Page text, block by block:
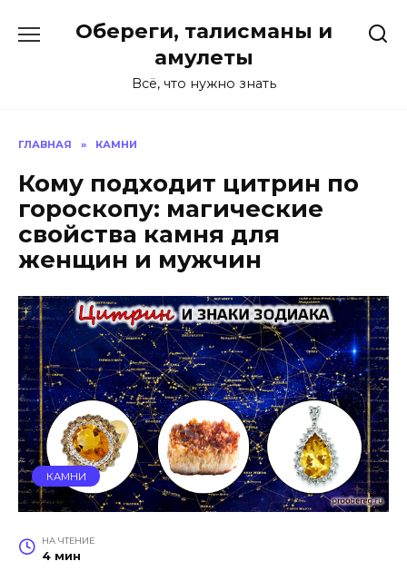
Обереги, талисманы и
амулеты
Всё, что нужно знать
ГЛАВНАЯ » КАМНИ
Кому подходит цитрин по
гороскопу: магические
свойства камня для
женщин и мужчин
КАМНИ
НА ЧТЕНИЕ
4 мин